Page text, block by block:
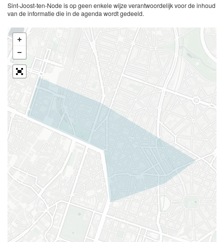
Sint-Joost-ten-Node is op geen enkele wijze verantwoordelijk voor de inhoud
van de informatie die in de agenda wordt gedeeld.